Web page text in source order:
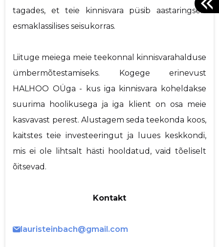
tagades, et teie kinnisvara püsib aastaringselt
esmaklassilises seisukorras.
Liituge meiega meie teekonnal kinnisvarahalduse
ümbermõtestamiseks. Kogege erinevust
HALHOO OÜga - kus iga kinnisvara koheldakse
suurima hoolikusega ja iga klient on osa meie
kasvavast perest. Alustagem seda teekonda koos,
kaitstes teie investeeringut ja luues keskkondi,
mis ei ole lihtsalt hästi hooldatud, vaid tõeliselt
õitsevad.
Kontakt
lauristeinbach@gmail.com